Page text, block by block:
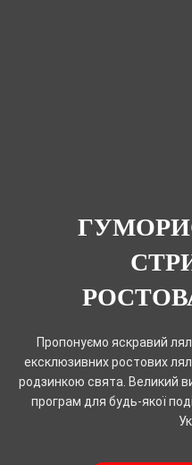
Пропонуємо яскравий
ексклюзивних ростових
родзинкою свята. Великий
програм для будь-якої